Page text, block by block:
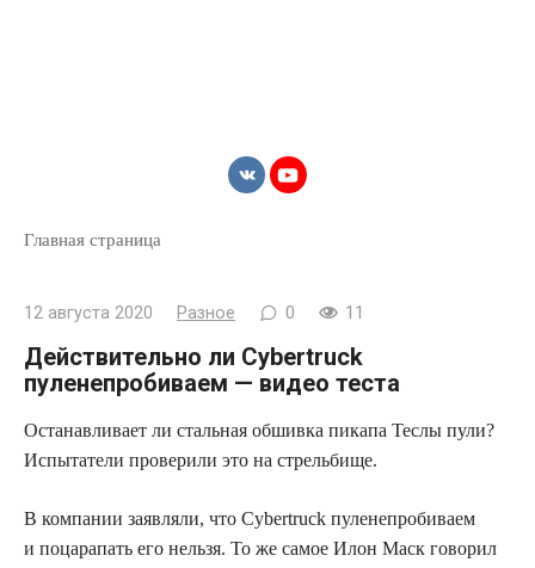
Главная страница
12 августа 2020 Разное 0 11
Действительно ли Cybertruck
пуленепробиваем — видео теста
Останавливает ли стальная обшивка пикапа Теслы пули?
Испытатели проверили это на стрельбище.
В компании заявляли, что Cybertruck пуленепробиваем
и поцарапать его нельзя. То же самое Илон Маск говорил